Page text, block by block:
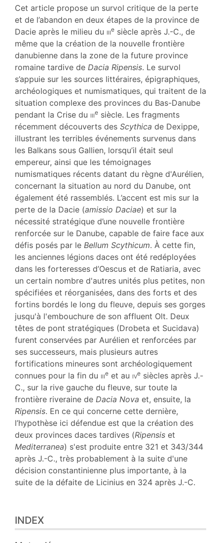
Texte
Bibliographie
Notes
Illustrations
Citer cet article
Auteurs
Cet article propose un survol critique de la perte
et de l’abandon en deux étapes de la province de
Dacie après le milieu du iiie siècle après J.-C., de
même que la création de la nouvelle frontière
danubienne dans la zone de la future province
romaine tardive de Dacia Ripensis. Le survol
s’appuie sur les sources littéraires, épigraphiques,
archéologiques et numismatiques, qui traitent de la
situation complexe des provinces du Bas-Danube
pendant la Crise du iiie siècle. Les fragments
récemment découverts des Scythica de Dexippe,
illustrant les terribles événements survenus dans
les Balkans sous Gallien, lorsqu’il était seul
empereur, ainsi que les témoignages
numismatiques récents datant du règne d'Aurélien,
concernant la situation au nord du Danube, ont
également été rassemblés. L’accent est mis sur la
perte de la Dacie (amissio Daciae) et sur la
nécessité stratégique d’une nouvelle frontière
renforcée sur le Danube, capable de faire face aux
défis posés par le Bellum Scythicum. À cette fin,
les anciennes légions daces ont été redéployées
dans les forteresses d’Oescus et de Ratiaria, avec
un certain nombre d'autres unités plus petites, non
spécifiées et réorganisées, dans des forts et des
fortins bordés le long du fleuve, depuis ses gorges
jusqu'à l'embouchure de son affluent Olt. Deux
têtes de pont stratégiques (Drobeta et Sucidava)
furent conservées par Aurélien et renforcées par
ses successeurs, mais plusieurs autres
fortifications mineures sont archéologiquement
connues pour la fin du iiie et au ive siècles après J.-
C., sur la rive gauche du fleuve, sur toute la
frontière riveraine de Dacia Nova et, ensuite, la
Ripensis. En ce qui concerne cette dernière,
l’hypothèse ici défendue est que la création des
deux provinces daces tardives (Ripensis et
Mediterranea) s'est produite entre 321 et 343/344
après J.-C., très probablement à la suite d'une
décision constantinienne plus importante, à la
suite de la défaite de Licinius en 324 après J.-C.
INDEX